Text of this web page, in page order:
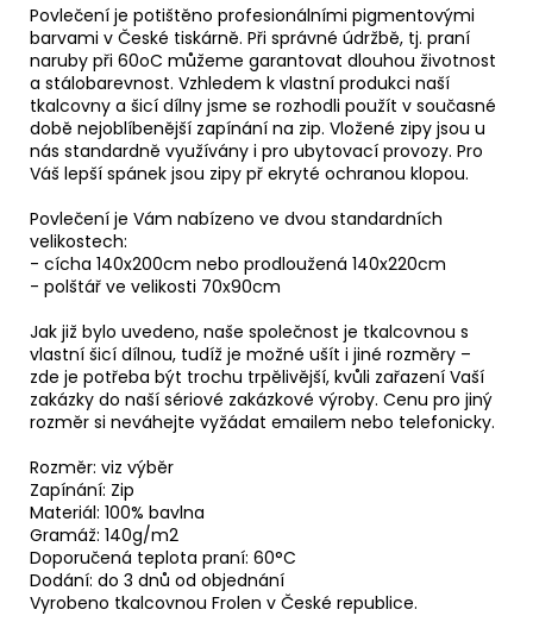
Povlečení je potištěno profesionálními pigmentovými
barvami v České tiskárně. Při správné údržbě, tj. praní
naruby při 60oC můžeme garantovat dlouhou životnost
a stálobarevnost. Vzhledem k vlastní produkci naší
tkalcovny a šicí dílny jsme se rozhodli použít v současné
době nejoblíbenější zapínání na zip. Vložené zipy jsou u
nás standardně využívány i pro ubytovací provozy. Pro
Váš lepší spánek jsou zipy př ekryté ochranou klopou.
Povlečení je Vám nabízeno ve dvou standardních
velikostech:
- cícha 140x200cm nebo prodloužená 140x220cm
- polštář ve velikosti 70x90cm
Jak již bylo uvedeno, naše společnost je tkalcovnou s
vlastní šicí dílnou, tudíž je možné ušít i jiné rozměry –
zde je potřeba být trochu trpělivější, kvůli zařazení Vaší
zakázky do naší sériové zakázkové výroby. Cenu pro jiný
rozměr si neváhejte vyžádat emailem nebo telefonicky.
Rozměr: viz výběr
Zapínání: Zip
Materiál: 100% bavlna
Gramáž: 140g/m2
Doporučená teplota praní: 60°C
Dodání: do 3 dnů od objednání
Vyrobeno tkalcovnou Frolen v České republice.